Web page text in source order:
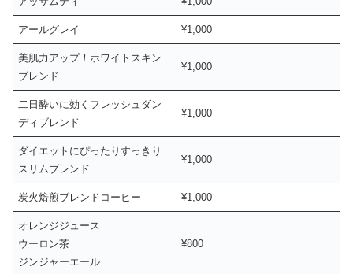
アールグレイ ¥1,000
美肌力アップ！ホワイトスキン
ブレンド
¥1,000
二日酔いに効くフレッシュダン
ディブレンド
¥1,000
ダイエットにぴったりすっきり
スリムブレンド
¥1,000
炭火焙煎ブレンドコーヒー ¥1,000
オレンジジュース
ウーロン茶
ジンジャーエール
¥800